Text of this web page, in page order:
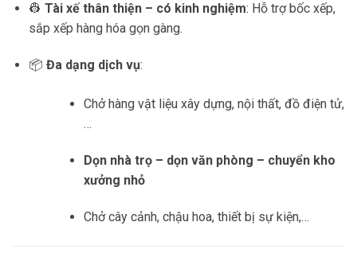
👷 Tài xế thân thiện – có kinh nghiệm: Hỗ trợ bốc xếp,
sắp xếp hàng hóa gọn gàng.
📦 Đa dạng dịch vụ:
Chở hàng vật liệu xây dựng, nội thất, đồ điện tử,
…
Dọn nhà trọ – dọn văn phòng – chuyển kho
xưởng nhỏ
Chở cây cảnh, chậu hoa, thiết bị sự kiện,…